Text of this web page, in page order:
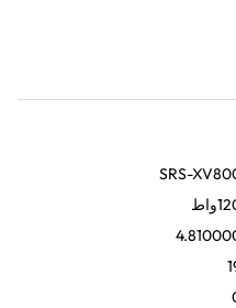
في المنزل.
للحفلات مع مكبر الصوت هذا
وجيتار, واضاءة محيطية نابضة
او خارجية. يتميز هذا مكبر
سينمايي غني؛ ما عليك
ازرار تحكم لمسية سهلة
SRS-